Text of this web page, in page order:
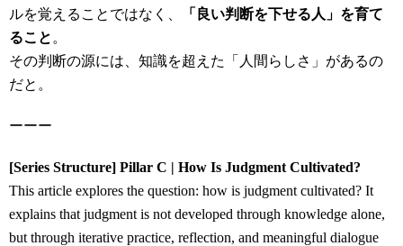
ルを覚えることではなく、
「良い判断を下せる人」を育て
ること 。
その判断の源には、知識を超えた「人間らしさ」があるの
だと。
ーーー
[Series Structure] Pillar C | How Is Judgment Cultivated?
This article explores the question: how is judgment cultivated? It
explains that judgment is not developed through knowledge alone,
but through iterative practice, reflection, and meaningful dialogue